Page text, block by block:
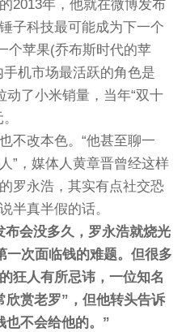
2013年，他就在微博发布
子科技最可能成为下一个
个苹果(乔布斯时代的苹
机市场最活跃的角色是
动了小米销量，当年“双十
不改本色。“他甚至聊一
”，媒体人黄章晋曾经这样
罗永浩，其实有点社交恐
半真半假的话。
布会没多久，罗永浩就烧光
一次面临钱的难题。但很多
狂人有所忌讳，一位知名
欣赏老罗”，但他转头告诉
也不会给他的。”